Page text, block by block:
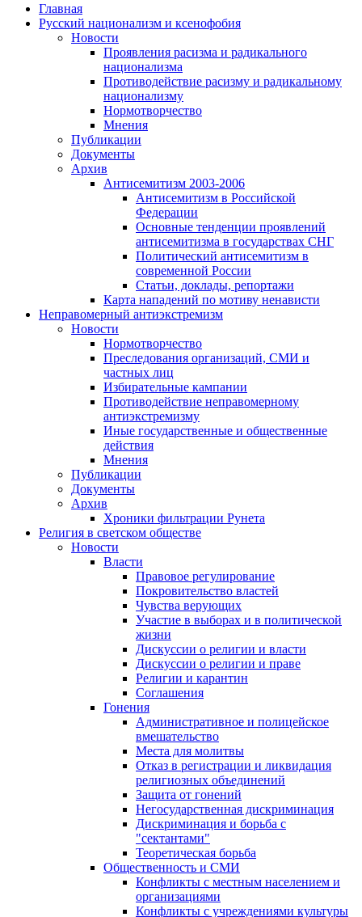
Главная
Русский национализм и ксенофобия
Новости
Проявления расизма и радикального
национализма
Противодействие расизму и радикальному
национализму
Нормотворчество
Мнения
Публикации
Документы
Архив
Антисемитизм 2003-2006
Антисемитизм в Российской
Федерации
Основные тенденции проявлений
антисемитизма в государствах СНГ
Политический антисемитизм в
современной России
Статьи, доклады, репортажи
Карта нападений по мотиву ненависти
Неправомерный антиэкстремизм
Новости
Нормотворчество
Преследования организаций, СМИ и
частных лиц
Избирательные кампании
Противодействие неправомерному
антиэкстремизму
Иные государственные и общественные
действия
Мнения
Публикации
Документы
Архив
Хроники фильтрации Рунета
Религия в светском обществе
Новости
Власти
Правовое регулирование
Покровительство властей
Чувства верующих
Участие в выборах и в политической
жизни
Дискуссии о религии и власти
Дискуссии о религии и праве
Религии и карантин
Соглашения
Гонения
Административное и полицейское
вмешательство
Места для молитвы
Отказ в регистрации и ликвидация
религиозных объединений
Защита от гонений
Негосударственная дискриминация
Дискриминация и борьба с
"сектантами"
Теоретическая борьба
Общественность и СМИ
Конфликты с местным населением и
организациями
Конфликты с учреждениями культуры